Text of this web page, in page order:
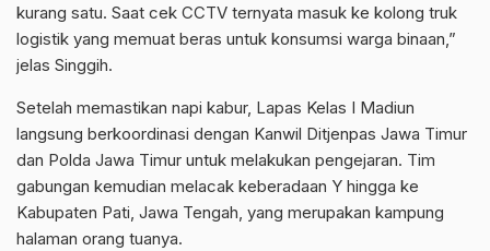
kurang satu. Saat cek CCTV ternyata masuk ke kolong truk
logistik yang memuat beras untuk konsumsi warga binaan,”
jelas Singgih.
Setelah memastikan napi kabur, Lapas Kelas I Madiun
langsung berkoordinasi dengan Kanwil Ditjenpas Jawa Timur
dan Polda Jawa Timur untuk melakukan pengejaran. Tim
gabungan kemudian melacak keberadaan Y hingga ke
Kabupaten Pati, Jawa Tengah, yang merupakan kampung
halaman orang tuanya.